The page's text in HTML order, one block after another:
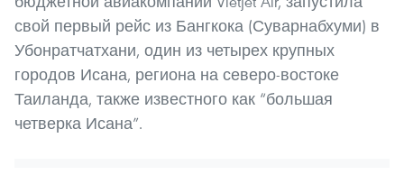
свой первый рейс из Бангкока (Суварнабхуми) в
Убонратчатхани, один из четырех крупных
городов Исана, региона на северо-востоке
Таиланда, также известного как “большая
четверка Исана”.